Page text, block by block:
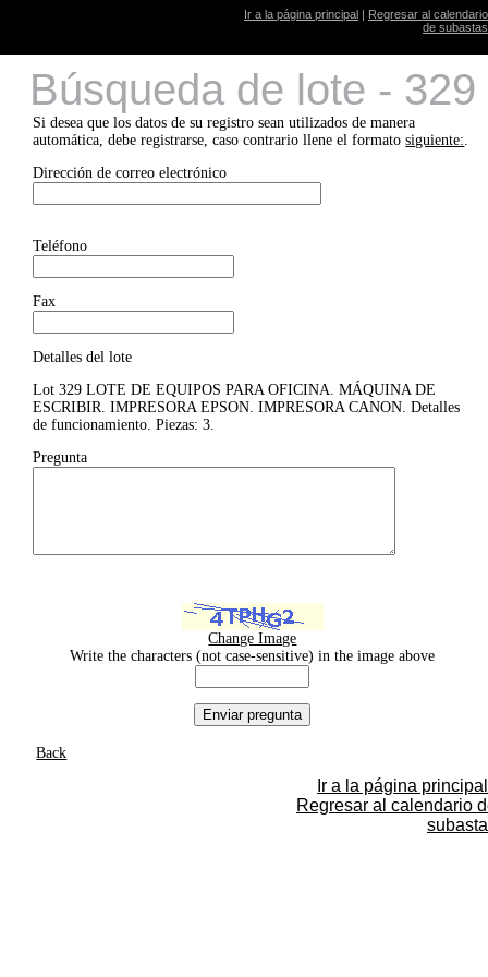
Ir a la página principal | Regresar al calendario
de subastas
Búsqueda de lote - 329
Si desea que los datos de su registro sean utilizados de manera
automática, debe registrarse, caso contrario llene el formatosiguiente:.
Dirección de correo electrónico
Teléfono
Fax
Detalles del lote
Lot 329 LOTE DE EQUIPOS PARA OFICINA. MÁQUINA DE
ESCRIBIR. IMPRESORA EPSON. IMPRESORA CANON. Detalles
de funcionamiento. Piezas: 3.
Pregunta
Change Image
Write the characters (not case-sensitive) in the image above
Back
Ir a la página principal
Regresar al calendario